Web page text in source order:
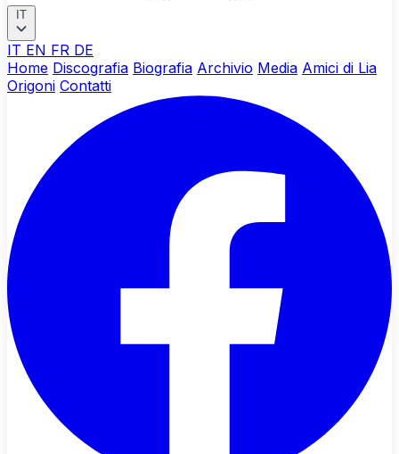
IT
IT EN FR DE
Home Discografia Biografia Archivio Media Amici di Lia
Origoni Contatti